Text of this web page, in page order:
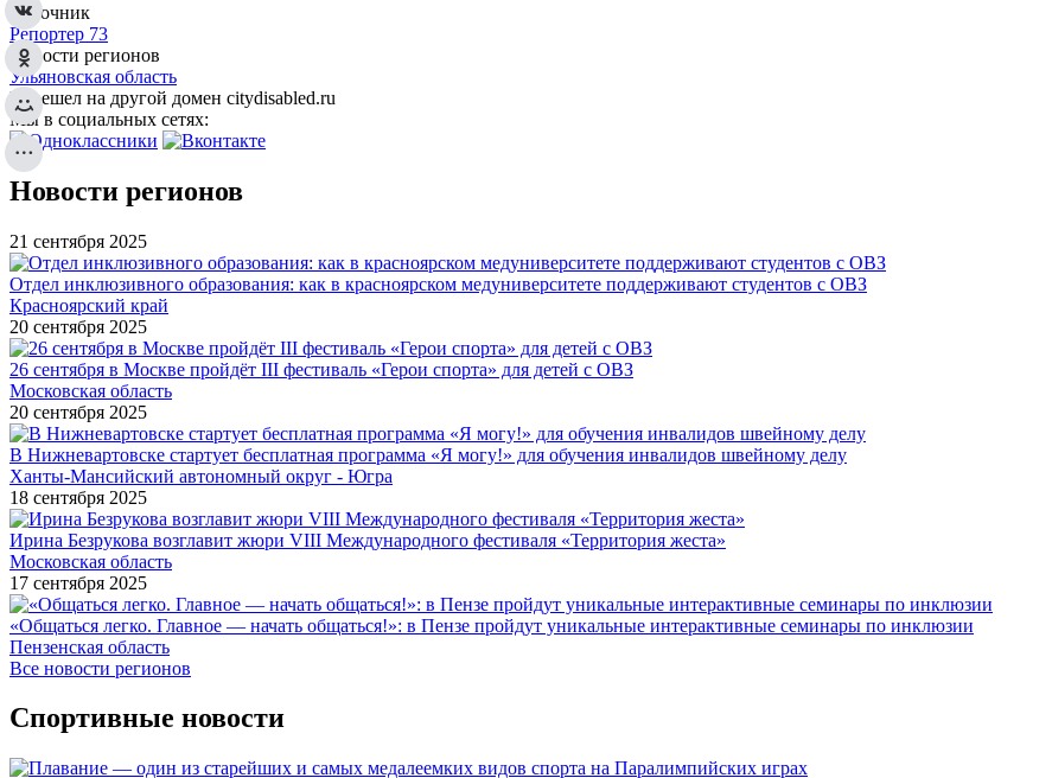
Источник
Репортер 73
Новости регионов
Ульяновская область
Перешел на другой домен citydisabled.ru
Мы в социальных сетях:
Новости регионов
21 сентября 2025
Отдел инклюзивного образования: как в красноярском медуниверситете поддерживают студентов с ОВЗ
Красноярский край
20 сентября 2025
26 сентября в Москве пройдёт III фестиваль «Герои спорта» для детей с ОВЗ
Московская область
20 сентября 2025
В Нижневартовске стартует бесплатная программа «Я могу!» для обучения инвалидов швейному делу
Ханты-Мансийский автономный округ - Югра
18 сентября 2025
Ирина Безрукова возглавит жюри VIII Международного фестиваля «Территория жеста»
Московская область
17 сентября 2025
«Общаться легко. Главное — начать общаться!»: в Пензе пройдут уникальные интерактивные семинары по инклюзии
Пензенская область
Все новости регионов
Спортивные новости